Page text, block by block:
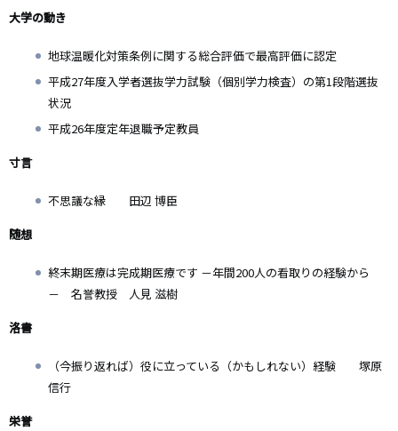
大学の動き
地球温暖化対策条例に関する総合評価で最高評価に認定
平成27年度入学者選抜学力試験（個別学力検査）の第1段階選抜
状況
平成26年度定年退職予定教員
寸言
不思議な縁 田辺 博臣
随想
終末期医療は完成期医療です －年間200人の看取りの経験から
－ 名誉教授 人見 滋樹
洛書
（今振り返れば）役に立っている（かもしれない）経験 塚原
信行
栄誉